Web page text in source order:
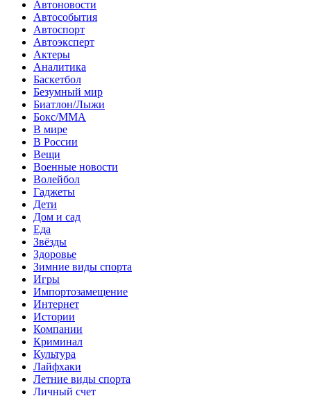
Автоновости
Автособытия
Автоспорт
Автоэксперт
Актеры
Аналитика
Баскетбол
Безумный мир
Биатлон/Лыжи
Бокс/MMA
В мире
В России
Вещи
Военные новости
Волейбол
Гаджеты
Дети
Дом и сад
Еда
Звёзды
Здоровье
Зимние виды спорта
Игры
Импортозамещение
Интернет
Истории
Компании
Криминал
Культура
Лайфхаки
Летние виды спорта
Личный счет